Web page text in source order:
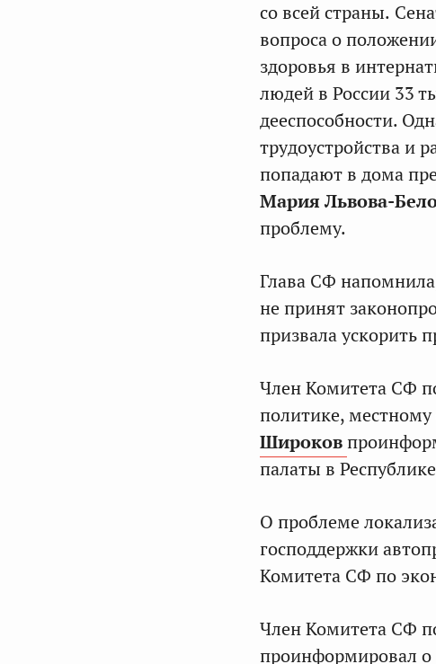
со всей страны.
вопроса о
здоровья в
людей в России 33
дееспособности.
трудоустройства и
попадают в дома
Мария Львова-
проблему.
Глава СФ
не принят
призвала ускорить
Член Комитета СФ
политике,
Широков
палаты в
О проблеме
господдержки
Комитета СФ по
Член Комитета СФ
проинформировал о